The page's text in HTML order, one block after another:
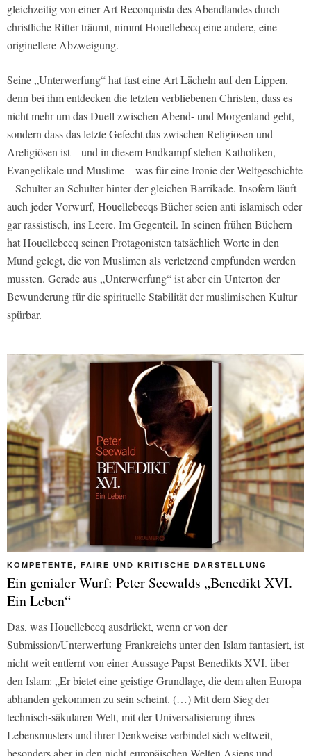
gleichzeitig von einer Art Reconquista des Abendlandes durch
christliche Ritter träumt, nimmt Houellebecq eine andere, eine
originellere Abzweigung.
Seine „Unterwerfung“ hat fast eine Art Lächeln auf den Lippen,
denn bei ihm entdecken die letzten verbliebenen Christen, dass es
nicht mehr um das Duell zwischen Abend- und Morgenland geht,
sondern dass das letzte Gefecht das zwischen Religiösen und
Areligiösen ist – und in diesem Endkampf stehen Katholiken,
Evangelikale und Muslime – was für eine Ironie der Weltgeschichte
– Schulter an Schulter hinter der gleichen Barrikade. Insofern läuft
auch jeder Vorwurf, Houellebecqs Bücher seien anti-islamisch oder
gar rassistisch, ins Leere. Im Gegenteil. In seinen frühen Büchern
hat Houellebecq seinen Protagonisten tatsächlich Worte in den
Mund gelegt, die von Muslimen als verletzend empfunden werden
mussten. Gerade aus „Unterwerfung“ ist aber ein Unterton der
Bewunderung für die spirituelle Stabilität der muslimischen Kultur
spürbar.
KOMPETENTE, FAIRE UND KRITISCHE DARSTELLUNG
Ein genialer Wurf: Peter Seewalds „Benedikt XVI.
Ein Leben“
Das, was Houellebecq ausdrückt, wenn er von der
Submission/Unterwerfung Frankreichs unter den Islam fantasiert, ist
nicht weit entfernt von einer Aussage Papst Benedikts XVI. über
den Islam: „Er bietet eine geistige Grundlage, die dem alten Europa
abhanden gekommen zu sein scheint. (…) Mit dem Sieg der
technisch-säkularen Welt, mit der Universalisierung ihres
Lebensmusters und ihrer Denkweise verbindet sich weltweit,
besonders aber in den nicht-europäischen Welten Asiens und